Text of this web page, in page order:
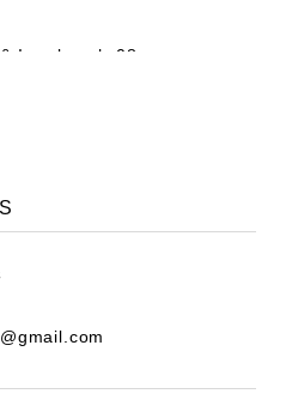
Iron bench-08
セットでのご購入あり
す。